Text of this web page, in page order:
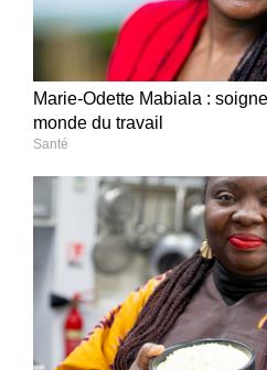
Marie-Odette Mabiala :
monde du travail
Santé